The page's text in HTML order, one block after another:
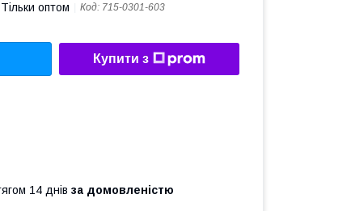
Тільки оптом Код: 715-0301-603
Купити з
14 днів за домовленістю